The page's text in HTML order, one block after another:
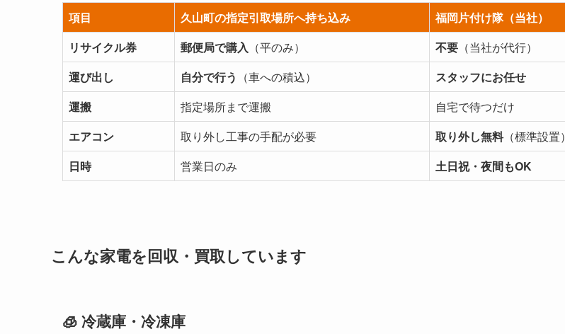
項目 久山町の指定引取場所へ持ち込み
福岡片付け隊（当社）
リサイクル券
郵便局で購入 （平のみ） 不要 （当社が代行）
運び出し
自分で行う （車への積込）
スタッフにお任せ
運搬
指定場所まで運搬
自宅で待つだけ
エアコン
取り外し工事の手配が必要 取り外し無料（標準設置）
日時
営業日のみ 土日祝・夜間もOK
こんな家電を回収・買取しています
🧊 冷蔵庫・冷凍庫